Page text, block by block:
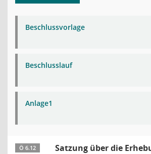
Beschlussvorlage
Beschlusslauf
Anlage1
Ö 6.12
Satzung über die